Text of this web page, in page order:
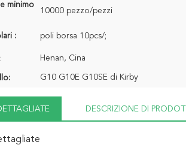
minimo
10000 pezzo/pezzi
: poli borsa 10pcs/;
Henan, Cina
G10 G10E G10SE di Kirby
DESCRIZIONE DI